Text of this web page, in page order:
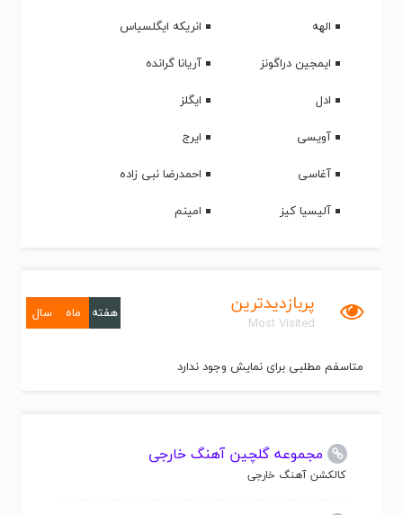
الهه
انریکه ایگلسیاس
ایمجین دراگونز
آریانا گرانده
ادل
ایگلز
آویسی
ایرج
آغاسی
احمدرضا نبی زاده
آلیسیا کیز
امینم
پربازدیدترین
Most Visited
هفته ماه سال
متاسفم مطلبی برای نمایش وجود ندارد
مجموعه گلچین آهنگ خارجی
کالکشن آهنگ خارجی